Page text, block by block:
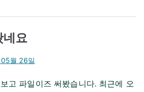
네요
월 26일
고 파일이즈 써봤습니다. 최근에 오